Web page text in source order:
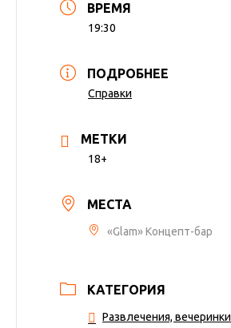
ВРЕМЯ
19:30
ПОДРОБНЕЕ
Справки
МЕТКИ
18+
МЕСТА
«Glam» Концепт-бар
КАТЕГОРИЯ
Развлечения, вечеринки